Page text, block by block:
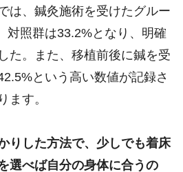
は、鍼灸施術を受けたグルー
対照群は33.2%となり、明確
た。また、移植前後に鍼を受
という高い数値が記録さ
ます。
りした方法で、少しでも着床
選べば自分の身体に合うの